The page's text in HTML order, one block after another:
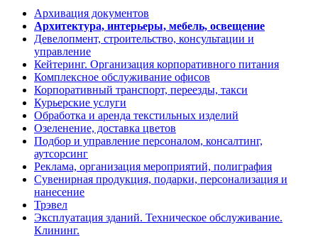
Архивация документов
Архитектура, интерьеры, мебель, освещение
Девелопмент, строительство, консультации и
управление
Кейтеринг. Организация корпоративного питания
Комплексное обслуживание офисов
Корпоративный транспорт, переезды, такси
Курьерские услуги
Обработка и аренда текстильных изделий
Озеленение, доставка цветов
Подбор и управление персоналом, консалтинг,
аутсорсинг
Реклама, организация мероприятий, полиграфия
Сувенирная продукция, подарки, персонализация и
нанесение
Трэвел
Эксплуатация зданий. Техническое обслуживание.
Клининг.